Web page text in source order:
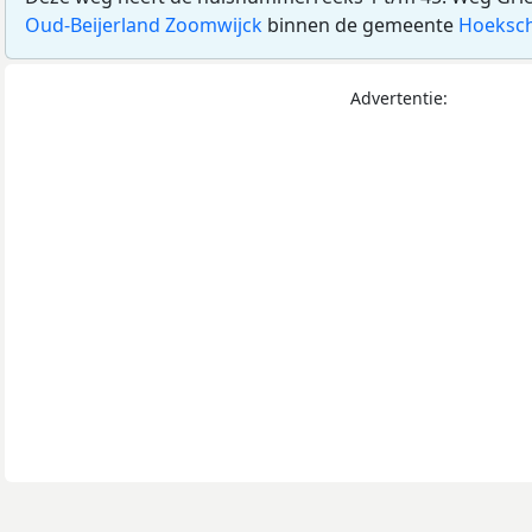
Oud-Beijerland Zoomwijck binnen de gemeente
Advertentie: